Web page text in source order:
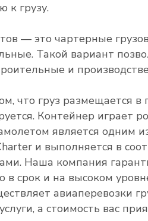
к грузу.
— это чартерные
Такой вариант
и
что груз размещается
Контейнер играет
является одним
и выполняется в
Наша компания
в срок и на высоком
авиаперевозки
а стоимость вас